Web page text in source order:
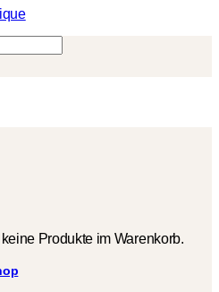
Produkte im Warenkorb.